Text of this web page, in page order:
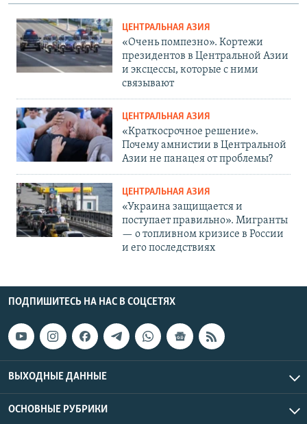
ЦЕНТРАЛЬНАЯ АЗИЯ
«Очень помпезно». Кортежи
президентов в Центральной Азии
и эксцессы, которые с ними
связывают
ЦЕНТРАЛЬНАЯ АЗИЯ
«Краткосрочное решение».
Почему амнистии в Центральной
Азии не панацея от проблемы?
ЦЕНТРАЛЬНАЯ АЗИЯ
«Украина защищается и
поступает правильно». Мигранты
— о топливном кризисе в России
и его последствиях
ПОДПИШИТЕСЬ НА НАС В СОЦСЕТЯХ
ВЫХОДНЫЕ ДАННЫЕ
ОСНОВНЫЕ РУБРИКИ